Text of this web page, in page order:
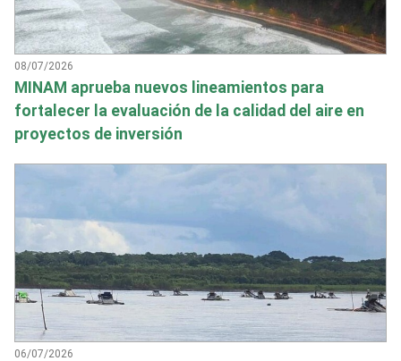
08/07/2026
MINAM aprueba nuevos lineamientos para
fortalecer la evaluación de la calidad del aire en
proyectos de inversión
06/07/2026